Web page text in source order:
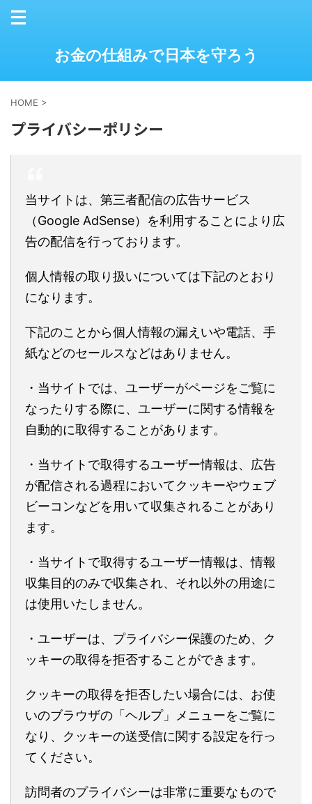
お金の仕組みで日本を守ろう
HOME >
プライバシーポリシー
当サイトは、第三者配信の広告サービス
（Google AdSense）を利用することにより広
告の配信を行っております。
個人情報の取り扱いについては下記のとおり
になります。
下記のことから個人情報の漏えいや電話、手
紙などのセールスなどはありません。
・当サイトでは、ユーザーがページをご覧に
なったりする際に、ユーザーに関する情報を
自動的に取得することがあります。
・当サイトで取得するユーザー情報は、広告
が配信される過程においてクッキーやウェブ
ビーコンなどを用いて収集されることがあり
ます。
・当サイトで取得するユーザー情報は、情報
収集目的のみで収集され、それ以外の用途に
は使用いたしません。
・ユーザーは、プライバシー保護のため、ク
ッキーの取得を拒否することができます。
クッキーの取得を拒否したい場合には、お使
いのブラウザの「ヘルプ」メニューをご覧に
なり、クッキーの送受信に関する設定を行っ
てください。
訪問者のプライバシーは非常に重要なもので